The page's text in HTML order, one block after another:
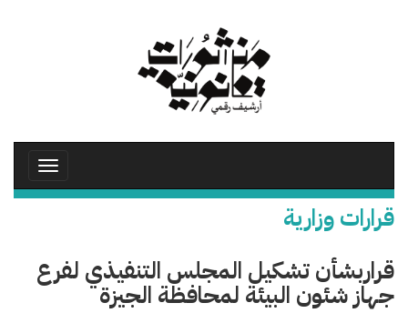
Toggle
قرارات وزارية
قراربشأن تشكيل المجلس التنفيذي لفرع
جهاز شئون البيئة لمحافظة الجيزة